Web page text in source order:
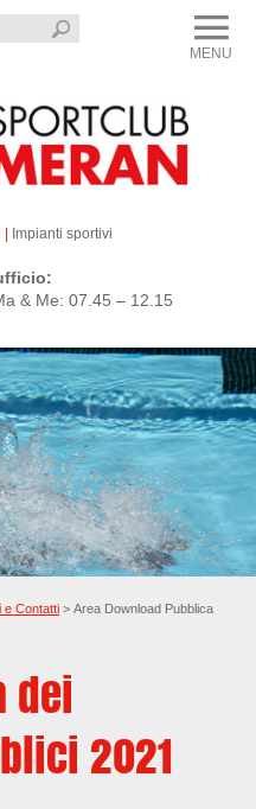
| Impianti sportivi
& Me: 07.45 – 12.15
MENU
CLOSE
e Contatti > Area Download Pubblica
dei
2021